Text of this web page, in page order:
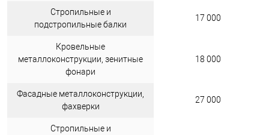
Стропильные и
подстропильные балки
17 000
Кровельные
металлоконструкции, зенитные
фонари
18 000
Фасадные металлоконструкции,
фахверки
27 000
Стропильные и